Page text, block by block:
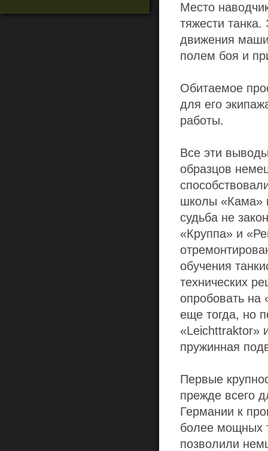
Место
тяжести
движения
полем боя и
Обитаемое
для его
работы.
Все эти
образцов
школы «Кама»
судьба не
«Круппа» и
обучения
технических
опробовать на
еще тогда, но
«Leichttraktor»
пружинная
Первые
прежде всего
Германии к
более мощных
позволили